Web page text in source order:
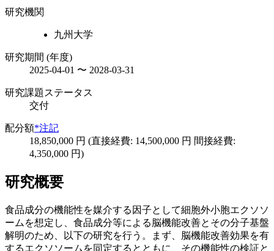
研究機関
九州大学
研究期間 (年度)
2025-04-01 〜 2028-03-31
研究課題ステータス
交付
配分額*注記
18,850,000 円 (直接経費: 14,500,000 円 間接経費:
4,350,000 円)
研究概要
食品成分の機能性を媒介する因子として細胞外小胞エクソソ
ームを想定し、食品成分等による脳機能改善とその分子基盤
解明のため、以下の研究を行う。まず、脳機能改善効果を有
するエクソソームを同定するとともに、その機能性の検証と